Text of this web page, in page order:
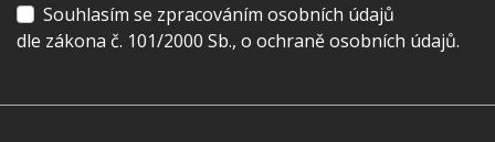
Souhlasím se zpracováním osobních údajů
dle zákona č. 101/2000 Sb., o ochraně osobních údajů.